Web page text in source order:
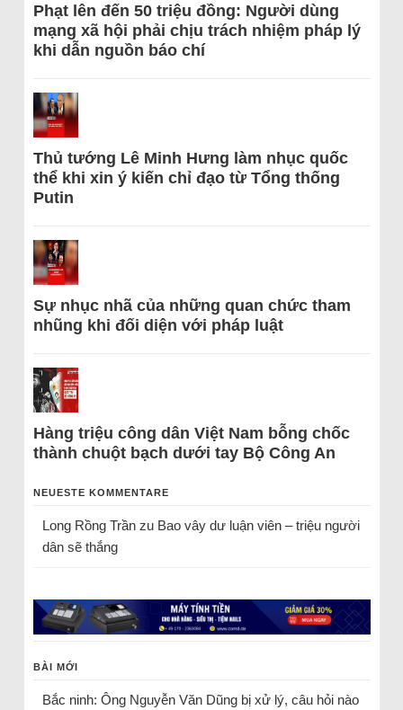
Phạt lên đến 50 triệu đồng: Người dùng
mạng xã hội phải chịu trách nhiệm pháp lý
khi dẫn nguồn báo chí
Thủ tướng Lê Minh Hưng làm nhục quốc
thể khi xin ý kiến chỉ đạo từ Tổng thống
Putin
Sự nhục nhã của những quan chức tham
nhũng khi đối diện với pháp luật
Hàng triệu công dân Việt Nam bỗng chốc
thành chuột bạch dưới tay Bộ Công An
NEUESTE KOMMENTARE
Long Rồng Trầnzu Bao vây dư luận viên – triệu người
dân sẽ thắng
BÀI MỚI
Bắc ninh: Ông Nguyễn Văn Dũng bị xử lý, câu hỏi nào